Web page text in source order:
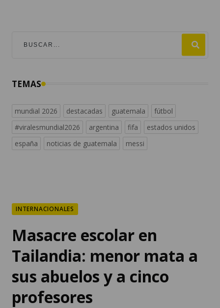
TEMAS
mundial 2026 destacadas guatemala
fútbol
#viralesmundial2026
argentina fifa
estados unidos
españa
noticias de guatemala messi
INTERNACIONALES
Masacre escolar en
Tailandia: menor mata a
sus abuelos y a cinco
profesores